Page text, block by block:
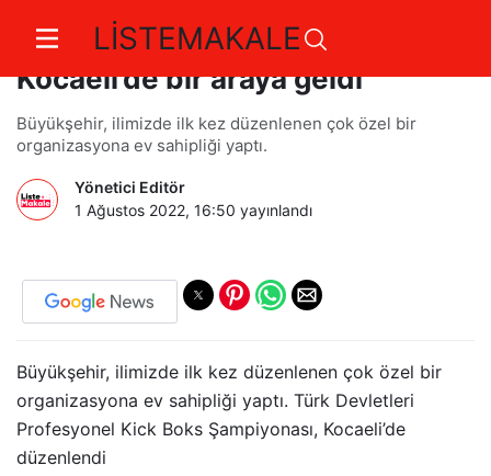
LİSTEMAKALE
Kardeş ülke sporcuları
Kocaeli’de bir araya geldi
Büyükşehir, ilimizde ilk kez düzenlenen çok özel bir
organizasyona ev sahipliği yaptı.
Yönetici Editör
1 Ağustos 2022, 16:50 yayınlandı
Büyükşehir, ilimizde ilk kez düzenlenen çok özel bir
organizasyona ev sahipliği yaptı. Türk Devletleri
Profesyonel Kick Boks Şampiyonası, Kocaeli’de
düzenlendi